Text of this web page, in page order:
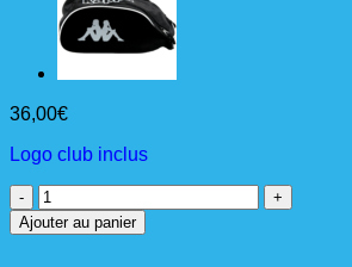
36,00€
Logo club inclus
quantité
de
BACKPACK
Ajouter au panier